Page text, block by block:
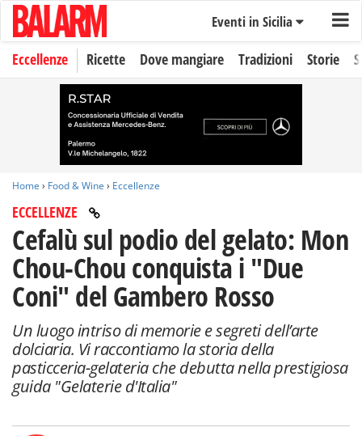
Eventi in Sicilia
Eccellenze Ricette Dove mangiare Tradizioni Storie
Home › Food & Wine › Eccellenze
ECCELLENZE
Cefalù sul podio del gelato: Mon
Chou-Chou conquista i "Due
Coni" del Gambero Rosso
Un luogo intriso di memorie e segreti dell’arte
dolciaria. Vi raccontiamo la storia della
pasticceria-gelateria che debutta nella prestigiosa
guida "Gelaterie d'Italia"